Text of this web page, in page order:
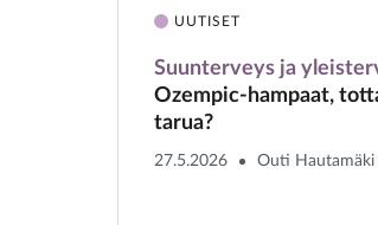
UUTISET
Suunterveys ja
Ozempic-hampaat,
tarua?
27.5.2026 Outi Hautamäki